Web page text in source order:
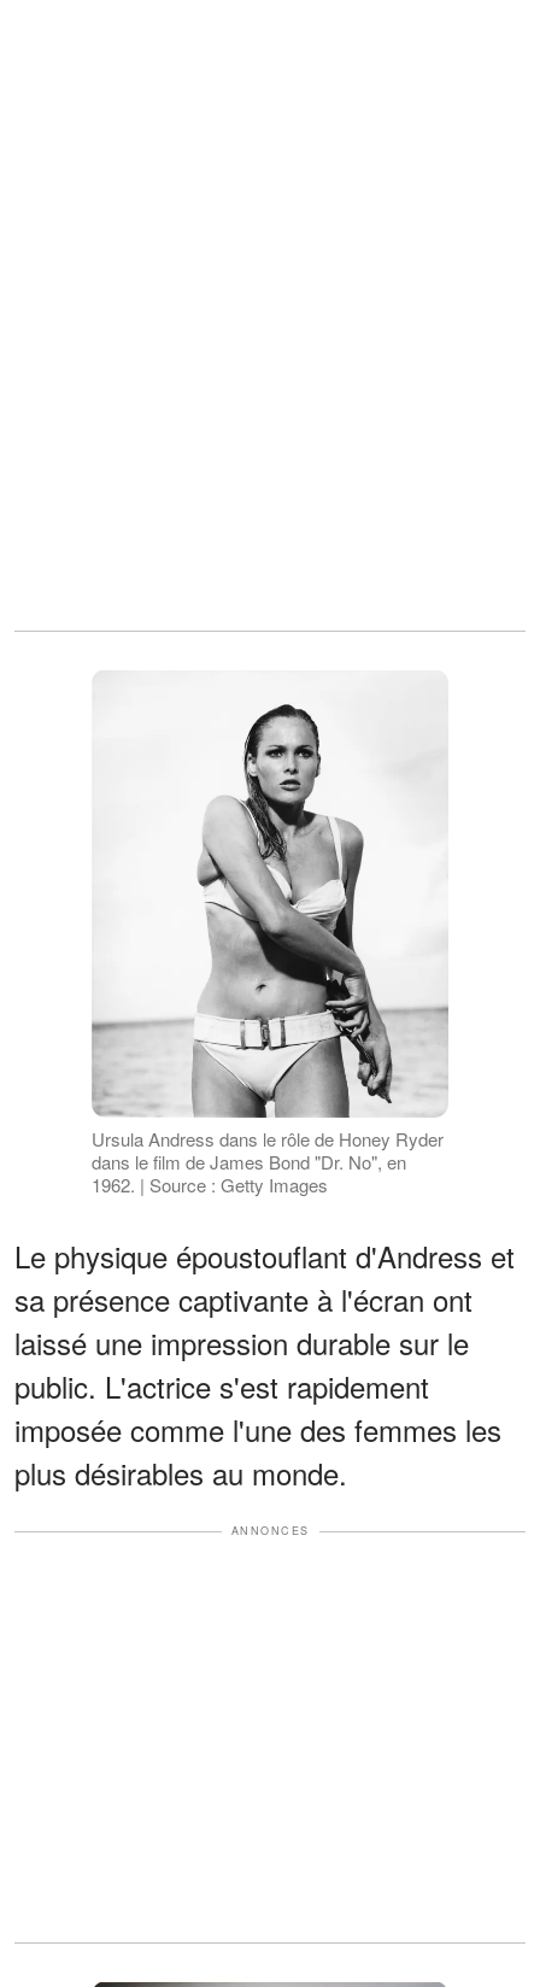
Ursula Andress dans le rôle de Honey Ryder
dans le film de James Bond "Dr. No", en
1962. | Source : Getty Images
Le physique époustouflant d'Andress et
sa présence captivante à l'écran ont
laissé une impression durable sur le
public. L'actrice s'est rapidement
imposée comme l'une des femmes les
plus désirables au monde.
ANNONCES